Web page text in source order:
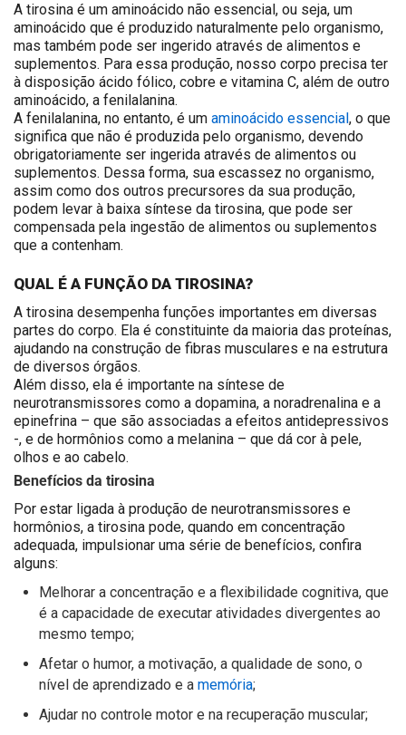
A tirosina é um aminoácido não essencial, ou seja, um
aminoácido que é produzido naturalmente pelo organismo,
mas também pode ser ingerido através de alimentos e
suplementos. Para essa produção, nosso corpo precisa ter
à disposição ácido fólico, cobre e vitamina C, além de outro
aminoácido, a fenilalanina.
A fenilalanina, no entanto, é um aminoácido essencial, o que
significa que não é produzida pelo organismo, devendo
obrigatoriamente ser ingerida através de alimentos ou
suplementos. Dessa forma, sua escassez no organismo,
assim como dos outros precursores da sua produção,
podem levar à baixa síntese da tirosina, que pode ser
compensada pela ingestão de alimentos ou suplementos
que a contenham.
QUAL É A FUNÇÃO DA TIROSINA?
A tirosina desempenha funções importantes em diversas
partes do corpo. Ela é constituinte da maioria das proteínas,
ajudando na construção de fibras musculares e na estrutura
de diversos órgãos.
Além disso, ela é importante na síntese de
neurotransmissores como a dopamina, a noradrenalina e a
epinefrina – que são associadas a efeitos antidepressivos
-, e de hormônios como a melanina – que dá cor à pele,
olhos e ao cabelo.
Benefícios da tirosina
Por estar ligada à produção de neurotransmissores e
hormônios, a tirosina pode, quando em concentração
adequada, impulsionar uma série de benefícios, confira
alguns:
Melhorar a concentração e a flexibilidade cognitiva, que
é a capacidade de executar atividades divergentes ao
mesmo tempo;
Afetar o humor, a motivação, a qualidade de sono, o
nível de aprendizado e a memória;
Ajudar no controle motor e na recuperação muscular;